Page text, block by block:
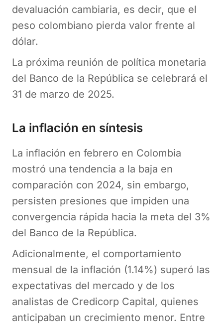
devaluación cambiaria, es decir, que el
peso colombiano pierda valor frente al
dólar.
La próxima reunión de política monetaria
del Banco de la República se celebrará el
31 de marzo de 2025.
La inflación en síntesis
La inflación en febrero en Colombia
mostró una tendencia a la baja en
comparación con 2024, sin embargo,
persisten presiones que impiden una
convergencia rápida hacia la meta del 3%
del Banco de la República.
Adicionalmente, el comportamiento
mensual de la inflación (1.14%) superó las
expectativas del mercado y de los
analistas de Credicorp Capital, quienes
anticipaban un crecimiento menor. Entre